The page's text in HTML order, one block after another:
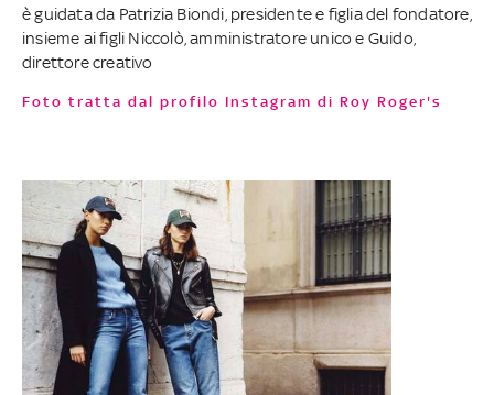
è guidata da Patrizia Biondi, presidente e figlia del fondatore,
insieme ai figli Niccolò, amministratore unico e Guido,
direttore creativo
Foto tratta dal profilo Instagram di Roy Roger's